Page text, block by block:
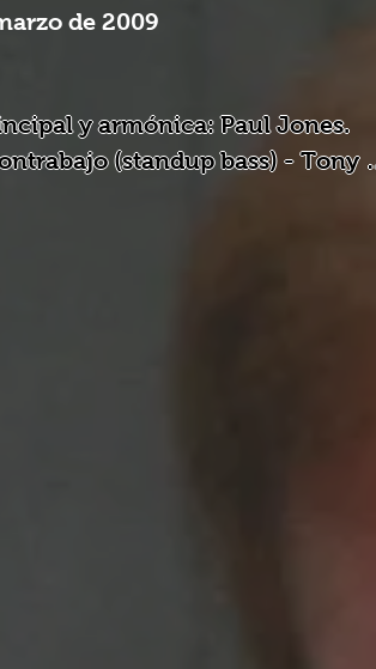
de 2009
y armónica: Paul Jones.
(standup bass) - Tony